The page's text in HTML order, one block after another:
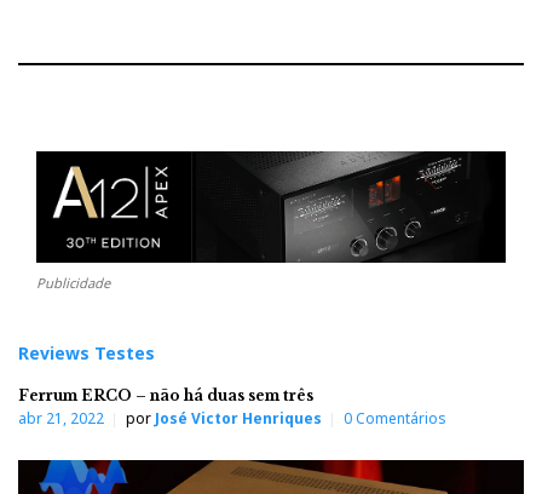
Publicidade
Reviews Testes
Ferrum ERCO – não há duas sem três
abr 21, 2022 por José Victor Henriques 0 Comentários